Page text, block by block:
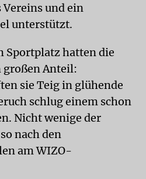
Vereins und ein
unterstützt.
Sportplatz hatten die
großen Anteil:
sie Teig in glühende
schlug einem schon
Nicht wenige der
nach den
am WIZO-